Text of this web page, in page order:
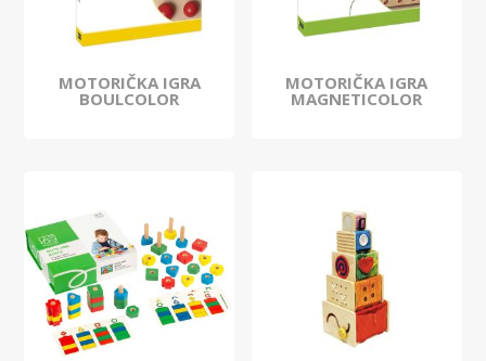
MOTORIČKA IGRA
BOULCOLOR
MOTORIČKA IGRA
MAGNETICOLOR